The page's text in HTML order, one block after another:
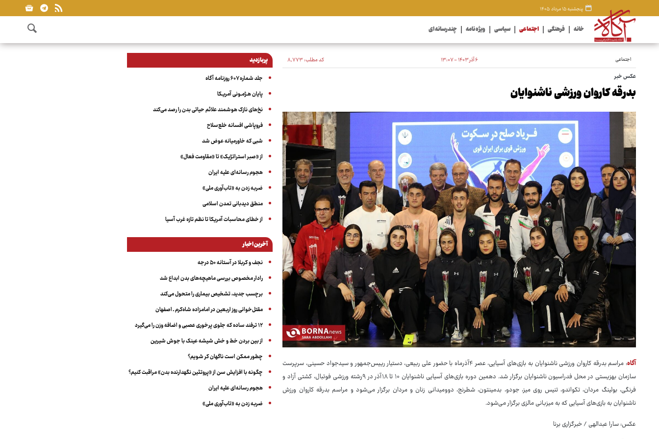
پنجشنبه ۱۵ مرداد ۱۴۰۵
خانه فرهنگی اجتماعی سیاسی ویژه نامه چندرسانه ای
اجتماعی ۶ آذر ۱۴۰۳ - ۱۳:۰۷ کد مطلب:۸٬۷۷۳
عکس خبر
بدرقه کاروان ورزشی ناشنوایان
آگاه
: مراسم بدرقه کاروان ورزشی ناشنوایان به بازی‌های آسیایی، عصر ۴آذرماه با حضور علی ربیعی، دستیار رییس‌جمهور و سیدجواد حسینی، سرپرست
سازمان بهزیستی در محل فدراسیون ناشنوایان برگزار شد. دهمین دوره بازی‌های آسیایی ناشنوایان ۱۰ تا ۱۸آذر در ۹رشته ورزشی فوتبال، کشتی آزاد و
فرنگی، بولینگ مردان، تکواندو، تنیس روی میز، جودو، بدمینتون، شطرنج، دوومیدانی زنان و مردان برگزار می‌شود و مراسم بدرقه کاروان ورزش
ناشنوایان به بازی‌های آسیایی که به میزبانی مالزی برگزار می‌شود.
عکس: سارا عبدالهی / خبرگزاری برنا
پربازدید
جلد شماره ۶۰۷ روزنامه آگاه
پایان هـژمـونی آمریـکا
نخ‌های نازک هوشمند علائم حیاتی بدن را رصد می‌کند
فروپاشی افسانه خلع‌سلاح
شبی که خاورمیانه عوض شد
از «صبر استراتژیک» تا «مقاومت فعال»
هجوم رسانه‌ای علیه ایران
ضربه زدن به «تاب‌آوری ملی»
منطق دیدبانی تمدن اسلامی
از خطای محاسبات آمریکا تا نظم تازه غرب آسیا
آخرین اخبار
نجف و کربلا در آستانه ۵۰ درجه
رادار مخصوص بررسی ماهیچه‌های بدن ابداع شد
برچسب جدید، تشخیص بیماری را متحول می‌کند
مقتل‌خوانی روز اربعین در امامزاده شاه‌کرم ـ اصفهان
۱۲ ترفند ساده که جلوی پرخوری عصبی و اضافه ‌وزن را می‌گیرد
از بین بردن خط و خش شیشه عینک با جوش شیرین
چطور ممکن است ناگهان کر شویم؟
چگونه با افزایش سن از «پروتئین نگهدارنده بدن» مراقبت کنیم؟
هجوم رسانه‌ای علیه ایران
ضربه زدن به «تاب‌آوری ملی»